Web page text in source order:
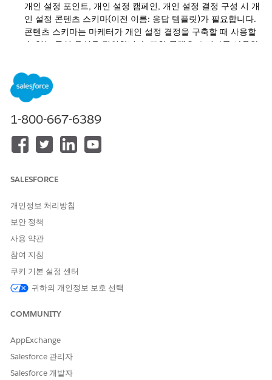
개인 설정 포인트, 개인 설정 캠페인, 개인 설정 결정 구성 시 개
인 설정 콘텐츠 스키마(이전 이름: 응답 템플릿)가 필요합니다.
콘텐츠 스키마는 마케터가 개인 설정 결정을 구축할 때 사용할
수 있는 구성 옵션을 정의합니다. 또한 콘텐츠 스키마를 사용하
개인 설정 콘텐츠 스키마 구성
요청 응용 프로그램이 동일한 방식으로 개인 설정 출력을 일관
적으로 렌더링하도록 하려면 개인 설정 콘텐츠 스키마(기존의
다.
이 기사를 통해 문제를 해결했습니까?
1-800-667-6389
SALESFORCE
개인정보 처리방침
보안 정책
사용 약관
참여 지침
쿠키 기본 설정 센터
귀하의 개인정보 보호 선택
COMMUNITY
AppExchange
Salesforce 관리자
Salesforce 개발자